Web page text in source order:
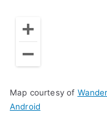
Map courtesy of
Android